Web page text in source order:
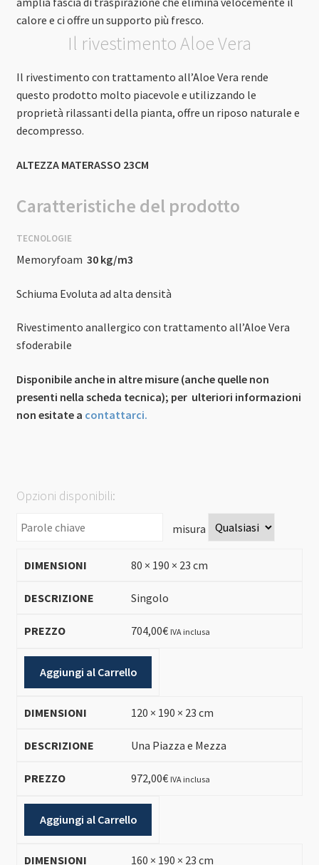
calore e ci offre un supporto più fresco.
Il rivestimento Aloe Vera
Il rivestimento con trattamento all’Aloe Vera rende
questo prodotto molto piacevole e utilizzando le
proprietà rilassanti della pianta, offre un riposo naturale e
decompresso.
ALTEZZA MATERASSO 23CM
Caratteristiche del prodotto
TECNOLOGIE
Memoryfoam 30 kg/m3
Schiuma Evoluta ad alta densità
Rivestimento anallergico con trattamento all’Aloe Vera
sfoderabile
Disponibile anche in altre misure (anche quelle non
presenti nella scheda tecnica); per ulteriori informazioni
non esitate a contattarci.
Opzioni disponibili:
misura
80 × 190 × 23 cm
Singolo
704,00€ IVA inclusa
Aggiungi al Carrello
120 × 190 × 23 cm
Una Piazza e Mezza
972,00€ IVA inclusa
Aggiungi al Carrello
160 × 190 × 23 cm